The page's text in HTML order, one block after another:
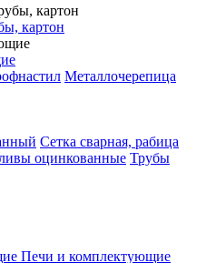
картон
Металлочерепица
Сетка сварная, рабица
оцинкованные Трубы
Печи и комплектующие